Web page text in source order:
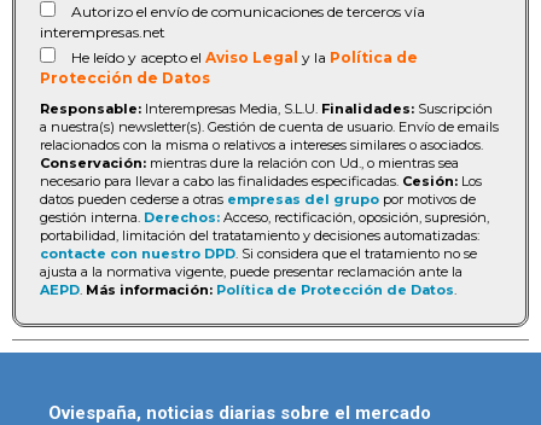
Autorizo el envío de comunicaciones de terceros vía
interempresas.net
He leído y acepto el Aviso Legal y la Política de
Protección de Datos
Responsable: Interempresas Media, S.L.U. Finalidades: Suscripción
a nuestra(s) newsletter(s). Gestión de cuenta de usuario. Envío de emails
relacionados con la misma o relativos a intereses similares o asociados.
Conservación: mientras dure la relación con Ud., o mientras sea
necesario para llevar a cabo las finalidades especificadas. Cesión: Los
datos pueden cederse a otras empresas del grupo por motivos de
gestión interna. Derechos: Acceso, rectificación, oposición, supresión,
portabilidad, limitación del tratatamiento y decisiones automatizadas:
contacte con nuestro DPD . Si considera que el tratamiento no se
ajusta a la normativa vigente, puede presentar reclamación ante la
AEPD Más información: Política de Protección de Datos
Oviespaña, noticias diarias sobre el mercado